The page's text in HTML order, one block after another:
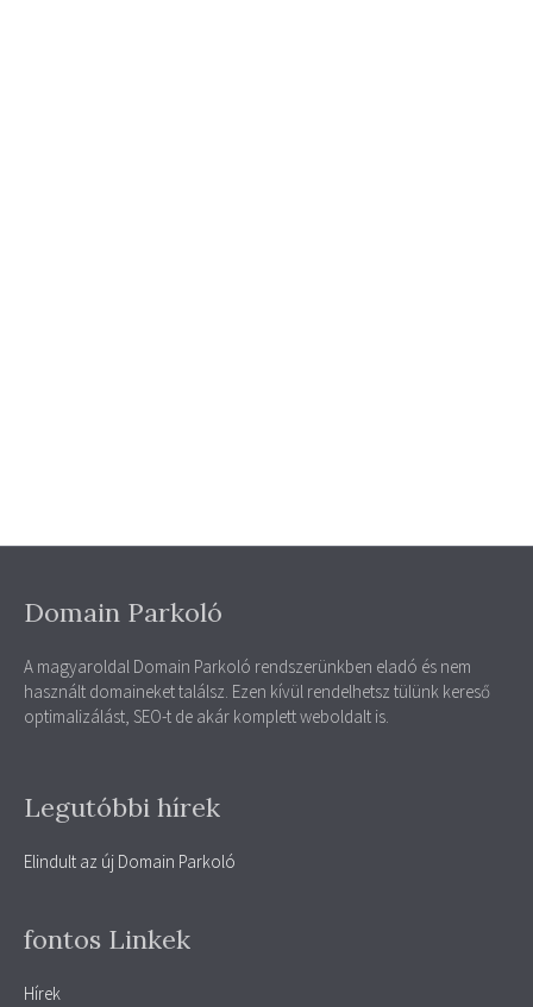
Domain Parkoló
A magyaroldal Domain Parkoló rendszerünkben eladó és nem
használt domaineket találsz. Ezen kívül rendelhetsz tülünk kereső
optimalizálást, SEO-t de akár komplett weboldalt is.
Legutóbbi hírek
Elindult az új Domain Parkoló
fontos Linkek
Hírek